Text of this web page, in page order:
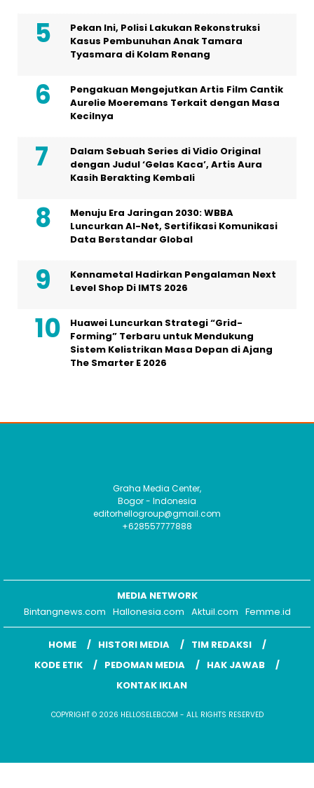
Pekan Ini, Polisi Lakukan Rekonstruksi
Kasus Pembunuhan Anak Tamara
Tyasmara di Kolam Renang
Pengakuan Mengejutkan Artis Film Cantik
Aurelie Moeremans Terkait dengan Masa
Kecilnya
Dalam Sebuah Series di Vidio Original
dengan Judul ‘Gelas Kaca’, Artis Aura
Kasih Berakting Kembali
Menuju Era Jaringan 2030: WBBA
Luncurkan AI-Net, Sertifikasi Komunikasi
Data Berstandar Global
Kennametal Hadirkan Pengalaman Next
Level Shop Di IMTS 2026
Huawei Luncurkan Strategi “Grid-
Forming” Terbaru untuk Mendukung
Sistem Kelistrikan Masa Depan di Ajang
The Smarter E 2026
Graha Media Center,
Bogor - Indonesia
editorhellogroup@gmail.com
+628557777888
MEDIA NETWORK
Bintangnews.com Hallonesia.com Aktuil.com Femme.id
HOME HISTORI MEDIA
TIM REDAKSI
KODE ETIK
PEDOMAN MEDIA
HAK JAWAB
KONTAK IKLAN
COPYRIGHT © 2026 HELLOSELEB.COM - ALL RIGHTS RESERVED